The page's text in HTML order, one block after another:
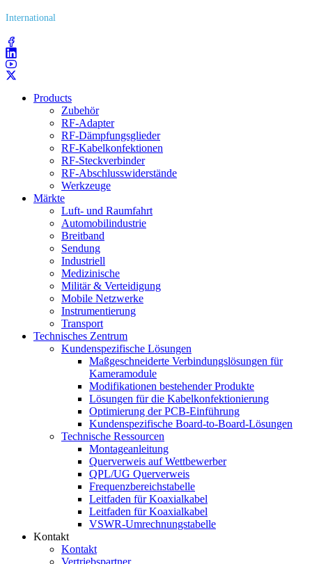
International
Products
Zubehör
RF-Adapter
RF-Dämpfungsglieder
RF-Kabelkonfektionen
RF-Steckverbinder
RF-Abschlusswiderstände
Werkzeuge
Märkte
Luft- und Raumfahrt
Automobilindustrie
Breitband
Sendung
Industriell
Medizinische
Militär & Verteidigung
Mobile Netzwerke
Instrumentierung
Transport
Technisches Zentrum
Kundenspezifische Lösungen
Maßgeschneiderte Verbindungslösungen für
Kameramodule
Modifikationen bestehender Produkte
Lösungen für die Kabelkonfektionierung
Optimierung der PCB-Einführung
Kundenspezifische Board-to-Board-Lösungen
Technische Ressourcen
Montageanleitung
Querverweis auf Wettbewerber
QPL/UG Querverweis
Frequenzbereichstabelle
Leitfaden für Koaxialkabel
Leitfaden für Koaxialkabel
VSWR-Umrechnungstabelle
Kontakt
Kontakt